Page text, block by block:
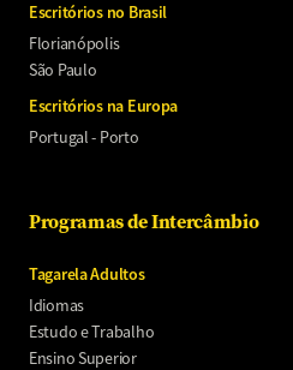
Escritórios no Brasil
Florianópolis
São Paulo
Escritórios na Europa
Portugal - Porto
Programas de Intercâmbio
Tagarela Adultos
Idiomas
Estudo e Trabalho
Ensino Superior